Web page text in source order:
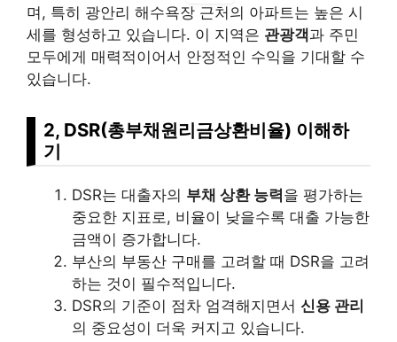
며, 특히 광안리 해수욕장 근처의 아파트는 높은 시
세를 형성하고 있습니다. 이 지역은 관광객과 주민
모두에게 매력적이어서 안정적인 수익을 기대할 수
있습니다.
2, DSR(총부채원리금상환비율) 이해하
기
DSR는 대출자의 부채 상환 능력을 평가하는
중요한 지표로, 비율이 낮을수록 대출 가능한
금액이 증가합니다.
부산의 부동산 구매를 고려할 때 DSR을 고려
하는 것이 필수적입니다.
DSR의 기준이 점차 엄격해지면서 신용 관리
의 중요성이 더욱 커지고 있습니다.